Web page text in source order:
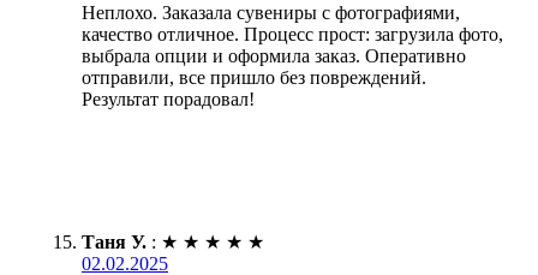
Неплохо. Заказала сувениры с фотографиями,
качество отличное. Процесс прост: загрузила фото,
выбрала опции и оформила заказ. Оперативно
отправили, все пришло без повреждений.
Результат порадовал!
Таня У. : ★ ★ ★ ★ ★
02.02.2025